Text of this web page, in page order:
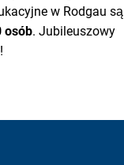
w Rodgau są
osób. Jubileuszowy